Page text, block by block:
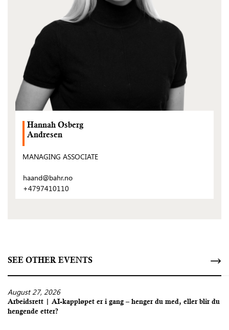
Hannah Osberg
Andresen
MANAGING ASSOCIATE
haand@bahr.no
+4797410110
SEE OTHER EVENTS
August 27, 2026
Arbeidsrett | AI-kappløpet er i gang – henger du med, eller blir du
hengende etter?